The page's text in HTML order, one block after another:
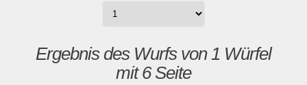
Ergebnis des Wurfs von 1 Würfel
mit 6 Seite